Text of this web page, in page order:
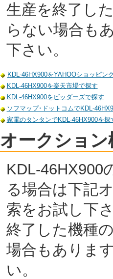
生産を終了し
らない場合も
下さい。
KDL-46HX900をYAHOOショッピン
KDL-46HX900を楽天市場で探す
KDL-46HX900をビッダーズで探す
ソフマップ･ドットコムでKDL-
家電のタンタンでKDL-46HX900を探
オークション
KDL-46HX900
る場合は下記
索をお試し下
終了した機種
場合もありま
い。